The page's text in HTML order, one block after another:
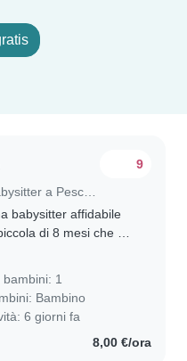
9
babysitter affidabile
di 8 mesi che è
1
Bambino
6 giorni fa
8,00 €/ora